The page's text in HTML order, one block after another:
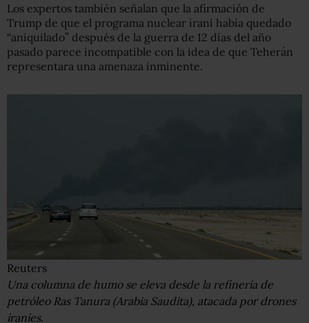
Los expertos también señalan que la afirmación de
Trump de que el programa nuclear iraní había quedado
“aniquilado” después de la guerra de 12 días del año
pasado parece incompatible con la idea de que Teherán
representara una amenaza inminente.
Reuters
Una columna de humo se eleva desde la refinería de
petróleo Ras Tanura (Arabia Saudita), atacada por drones
iraníes.